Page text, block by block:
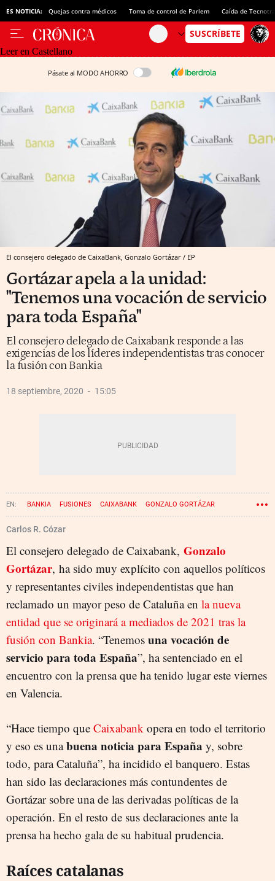
ES NOTICIA: Quejas contra médicos Toma de control de Parlem Caída de
Leer en Castellano
Pásate al MODO AHORRO
El consejero delegado de CaixaBank, Gonzalo Gortázar / EP
Gortázar apela a la unidad:
"Tenemos una vocación de servicio
para toda España"
El consejero delegado de Caixabank responde a las
exigencias de los líderes independentistas tras conocer
la fusión con Bankia
18 septiembre, 2020 15:05
BANKIA FUSIONES CAIXABANK GONZALO GORTÁZAR
CONSTITUCIONALISMO
Carlos R. Cózar
El consejero delegado de Caixabank, Gonzalo
Gortázar, ha sido muy explícito con aquellos políticos
y representantes civiles independentistas que han
reclamado un mayor peso de Cataluña en la nueva
entidad que se originará a mediados de 2021 tras la
fusión con Bankia. “Tenemos una vocación de
servicio para toda España”, ha sentenciado en el
encuentro con la prensa que ha tenido lugar este viernes
en Valencia.
“Hace tiempo que Caixabank opera en todo el territorio
y eso es unabuena noticia para España y, sobre
todo, para Cataluña”, ha incidido el banquero. Estas
han sido las declaraciones más contundentes de
Gortázar sobre una de las derivadas políticas de la
operación. En el resto de sus declaraciones ante la
prensa ha hecho gala de su habitual prudencia.
Raíces catalanas